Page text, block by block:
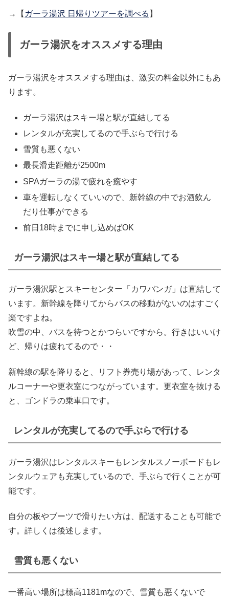
→【 ガーラ湯沢 日帰りツアーを調べる 】
ガーラ湯沢をオススメする理由
ガーラ湯沢をオススメする理由は、激安の料金以外にもあ
ります。
ガーラ湯沢はスキー場と駅が直結してる
レンタルが充実してるので手ぶらで行ける
雪質も悪くない
最長滑走距離が2500m
SPAガーラの湯で疲れを癒やす
車を運転しなくていいので、新幹線の中でお酒飲ん
だり仕事ができる
前日18時までに申し込めばOK
ガーラ湯沢はスキー場と駅が直結してる
ガーラ湯沢駅とスキーセンター「カワバンガ」は直結して
います。新幹線を降りてからバスの移動がないのはすごく
楽ですよね。
吹雪の中、バスを待つとかつらいですから。行きはいいけ
ど、帰りは疲れてるので・・
新幹線の駅を降りると、リフト券売り場があって、レンタ
ルコーナーや更衣室につながっています。更衣室を抜ける
と、ゴンドラの乗車口です。
レンタルが充実してるので手ぶらで行ける
ガーラ湯沢はレンタルスキーもレンタルスノーボードもレ
ンタルウェアも充実しているので、手ぶらで行くことが可
能です。
自分の板やブーツで滑りたい方は、配送することも可能で
す。詳しくは後述します。
雪質も悪くない
一番高い場所は標高1181mなので、雪質も悪くないで